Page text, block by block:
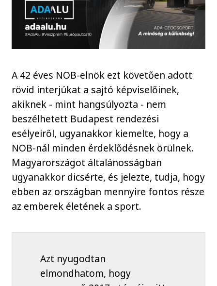
A 42 éves NOB-elnök ezt követően adott
rövid interjúkat a sajtó képviselőinek,
akiknek - mint hangsúlyozta - nem
beszélhetett Budapest rendezési
esélyeiről, ugyanakkor kiemelte, hogy a
NOB-nál minden érdeklődésnek örülnek.
Magyarországot általánosságban
ugyanakkor dicsérte, és jelezte, tudja, hogy
ebben az országban mennyire fontos része
az emberek életének a sport.
Azt nyugodtan
elmondhatom, hogy